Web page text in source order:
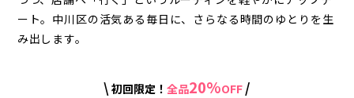
ート。 中川区の活気ある毎日に、さらなる時間のゆとりを生
み出します。
\ 初回限定！ 全品20%OFF /